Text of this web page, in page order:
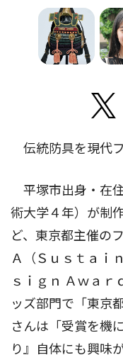
伝統防具を現代
平塚市出身・在
術大学４年）が制
ど、東京都主催の
Ａ（Ｓｕｓｔａｉ
ｓｉｇｎ Ａｗａｒ
ッズ部門で「東京
さんは「受賞を機
り』自体にも興味